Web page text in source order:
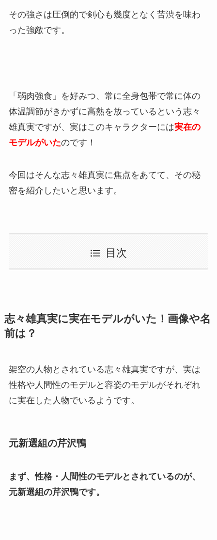
その強さは圧倒的で剣心も幾度となく苦渋を味わ
った強敵です。
「弱肉強食」を好みつ、常に全身包帯で常に体の
体温調節がきかずに高熱を放っているという志々
雄真実ですが、実はこのキャラクターには実在の
モデルがいたのです！
今回はそんな志々雄真実に焦点をあてて、その秘
密を紹介したいと思います。
目次
志々雄真実に実在モデルがいた！画像や名
前は？
架空の人物とされている志々雄真実ですが、実は
性格や人間性のモデルと容姿のモデルがそれぞれ
に実在した人物でいるようです。
元新選組の芹沢鴨
まず、性格・人間性のモデルとされているのが、
元新選組の芹沢鴨です。